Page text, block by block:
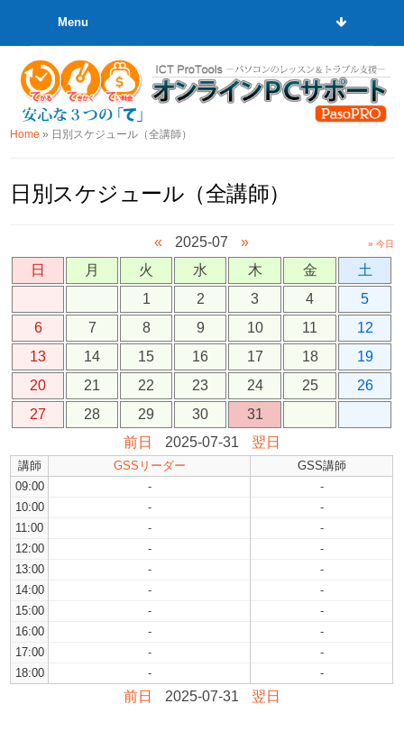
Menu
Home » 日別スケジュール（全講師）
日別スケジュール（全講師）
« 2025-07 » » 今日
日 月 火 水 木 金
土
1
2 3 4
5
6
7 8 9 10 11
12
13
14 15 16 17 18
19
20
21 22 23 24 25
26
27
28 29 30
31
前日
2025-07-31 翌日
講師 GSSリーダー
GSS講師
09:00
-
-
10:00
-
-
11:00
-
-
12:00
-
-
13:00
-
-
14:00
-
-
15:00
-
-
16:00
-
-
17:00
-
-
18:00
- -
前日 2025-07-31 翌日